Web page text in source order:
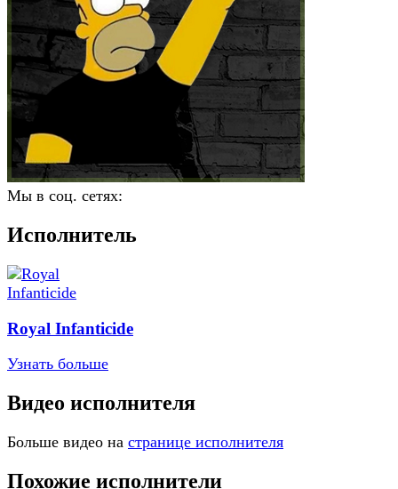
Мы в соц. сетях:
Исполнитель
Royal Infanticide
Узнать больше
Видео исполнителя
Больше видео на странице исполнителя
Похожие исполнители